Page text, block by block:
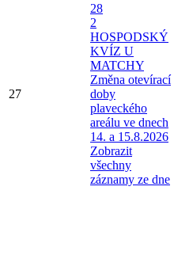
27
28
2
HOSPODSKÝ
KVÍZ U
MATCHY
Změna otevírací
doby
plaveckého
areálu ve dnech
14. a 15.8.2026
Zobrazit
všechny
záznamy ze dne